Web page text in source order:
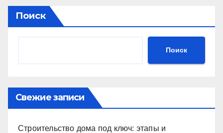
Поиск
Поиск
Свежие записи
Строительство дома под ключ: этапы и